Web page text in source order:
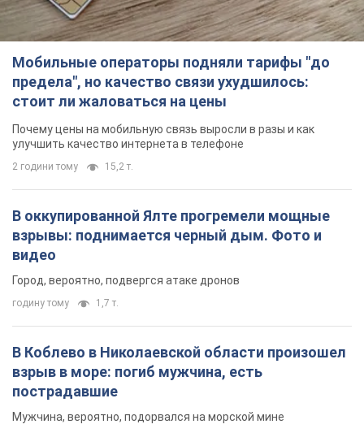
Мобильные операторы подняли тарифы "до
предела", но качество связи ухудшилось:
стоит ли жаловаться на цены
Почему цены на мобильную связь выросли в разы и как
улучшить качество интернета в телефоне
2 години тому 15,2 т.
В оккупированной Ялте прогремели мощные
взрывы: поднимается черный дым. Фото и
видео
Город, вероятно, подвергся атаке дронов
годину тому 1,7 т.
В Коблево в Николаевской области произошел
взрыв в море: погиб мужчина, есть
пострадавшие
Мужчина, вероятно, подорвался на морской мине